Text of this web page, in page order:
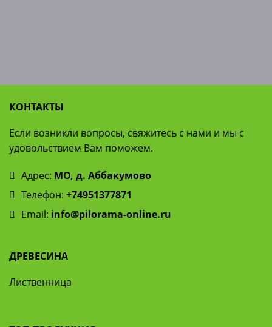
КОНТАКТЫ
Если возникли вопросы, свяжитесь с нами и мы с
удовольствием Вам поможем.
Адрес: МО, д. Аббакумово
Телефон: +74951377871
Email: info@pilorama-online.ru
ДРЕВЕСИНА
Лиственница